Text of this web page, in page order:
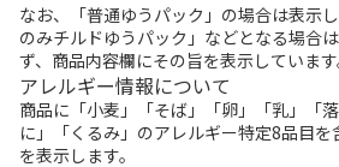
なお、「普通ゆうパック」の場合は表示
のみチルドゆうパック」などとなる場合
ず、商品内容欄にその旨を表示しています
アレルギー情報について
商品に「小麦」「そば」「卵」「乳」「
に」「くるみ」のアレルギー特定8品目
を表示します。